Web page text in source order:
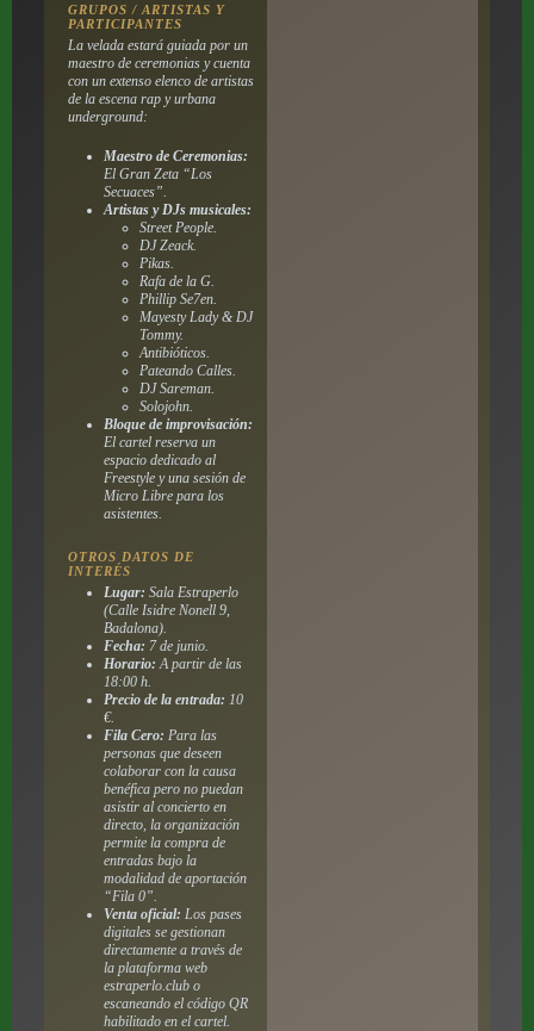
GRUPOS / ARTISTAS Y
PARTICIPANTES
La velada estará guiada por un
maestro de ceremonias y cuenta
con un extenso elenco de artistas
de la escena rap y urbana
underground:
Maestro de Ceremonias:
El Gran Zeta “Los
Secuaces”.
Artistas y DJs musicales:
Street People.
DJ Zeack.
Pikas.
Rafa de la G.
Phillip Se7en.
Mayesty Lady & DJ
Tommy.
Antibióticos.
Pateando Calles.
DJ Sareman.
Solojohn.
Bloque de improvisación:
El cartel reserva un
espacio dedicado al
Freestyle y una sesión de
Micro Libre para los
asistentes.
OTROS DATOS DE
INTERÉS
Lugar: Sala Estraperlo
(Calle Isidre Nonell 9,
Badalona).
Fecha: 7 de junio.
Horario: A partir de las
18:00 h.
Precio de la entrada: 10
€.
Fila Cero: Para las
personas que deseen
colaborar con la causa
benéfica pero no puedan
asistir al concierto en
directo, la organización
permite la compra de
entradas bajo la
modalidad de aportación
“Fila 0”.
Venta oficial: Los pases
digitales se gestionan
directamente a través de
la plataforma web
estraperlo.club o
escaneando el código QR
habilitado en el cartel.